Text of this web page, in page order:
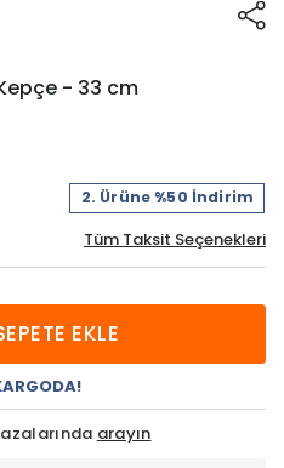
- 33 cm
2. Ürüne %50 İndirim
Tüm Taksit Seçenekleri
EKLE
arayın